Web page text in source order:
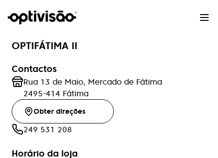
OPTIFÁTIMA II
Contactos
Rua 13 de Maio, Mercado de Fátima
2495-414 Fátima
Obter direções
249 531 208
Horário da loja